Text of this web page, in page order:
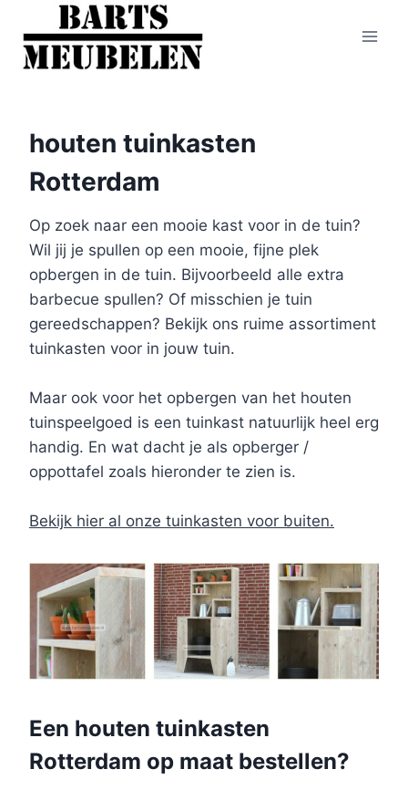
Doorgaan
naar
inhoud
houten tuinkasten
Rotterdam
Op zoek naar een mooie kast voor in de tuin?
Wil jij je spullen op een mooie, fijne plek
opbergen in de tuin. Bijvoorbeeld alle extra
barbecue spullen? Of misschien je tuin
gereedschappen? Bekijk ons ruime assortiment
tuinkasten voor in jouw tuin.
Maar ook voor het opbergen van het houten
tuinspeelgoed is een tuinkast natuurlijk heel erg
handig. En wat dacht je als opberger /
oppottafel zoals hieronder te zien is.
Bekijk hier al onze tuinkasten voor buiten.
Een houten tuinkasten
Rotterdam op maat bestellen?